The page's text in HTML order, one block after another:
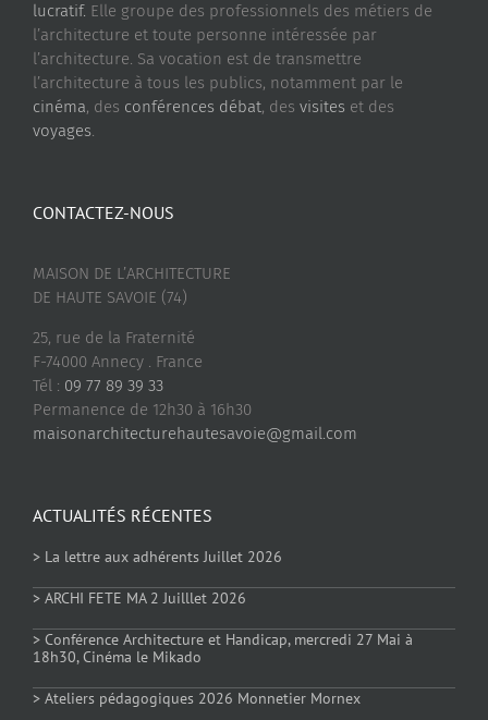
lucratif. Elle groupe des professionnels des métiers de
l’architecture et toute personne intéressée par
l’architecture. Sa vocation est de transmettre
l’architecture à tous les publics, notamment par le
cinéma, des conférences débat, des visites et des
voyages.
ACTUALITÉS RÉCENTES
> La lettre aux adhérents Juillet 2026
> ARCHI FETE MA 2 Juilllet 2026
> Conférence Architecture et Handicap, mercredi 27 Mai à
18h30, Cinéma le Mikado
> Ateliers pédagogiques 2026 Monnetier Mornex
CONTACTEZ-NOUS
MAISON DE L’ARCHITECTURE
DE HAUTE SAVOIE (74)
25, rue de la Fraternité
F-74000 Annecy . France
Tél : 09 77 89 39 33
Permanence de 12h30 à 16h30
maisonarchitecturehautesavoie@gmail.com